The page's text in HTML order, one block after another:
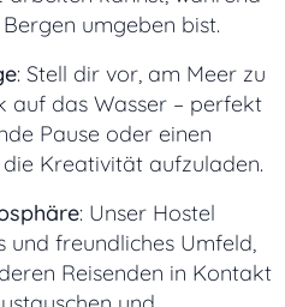
umgeben bist.
: Stell dir vor, am Meer zu
auf das Wasser – perfekt
Pause oder einen
Kreativität aufzuladen.
: Unser Hostel
und freundliches Umfeld,
Reisenden in Kontakt